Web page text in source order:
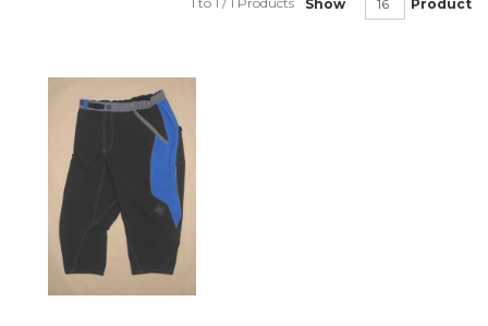
Show Product